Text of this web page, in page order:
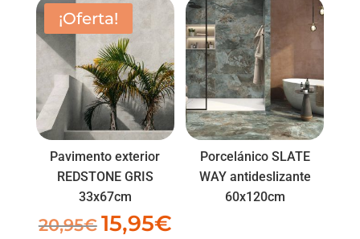
era:
22,95€.
es:
17,95€.
¡Oferta!
Pavimento exterior
REDSTONE GRIS
33x67cm
20,95€ El
15,95€El
Porcelánico SLATE
WAY antideslizante
60x120cm